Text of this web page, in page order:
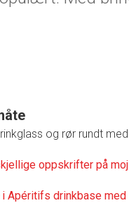
og rør rundt
oppskrifter på
i Apéritifs drinkbase